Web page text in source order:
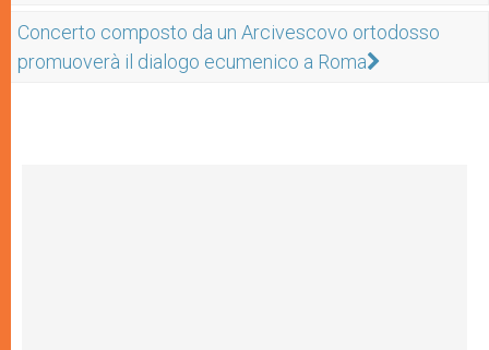
Concerto composto da un Arcivescovo ortodosso
promuoverà il dialogo ecumenico a Roma